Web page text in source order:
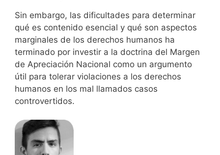
Sin embargo, las dificultades para determinar
qué es contenido esencial y qué son aspectos
marginales de los derechos humanos ha
terminado por investir a la doctrina del Margen
de Apreciación Nacional como un argumento
útil para tolerar violaciones a los derechos
humanos en los mal llamados casos
controvertidos.